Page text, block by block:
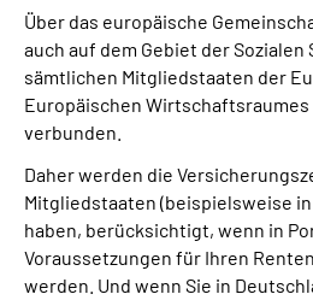
Inhalte in Gebärdensprache
Leichte Sprache
Mein
Über das europäische
auch auf dem Gebiet der
sämtlichen Mitgliedstaaten der
Europäischen Wirtschaftsraumes
verbunden.
Daher werden die
Mitgliedstaaten (beispielsweise
haben, berücksichtigt, wenn in
Voraussetzungen für Ihren
werden. Und wenn Sie in